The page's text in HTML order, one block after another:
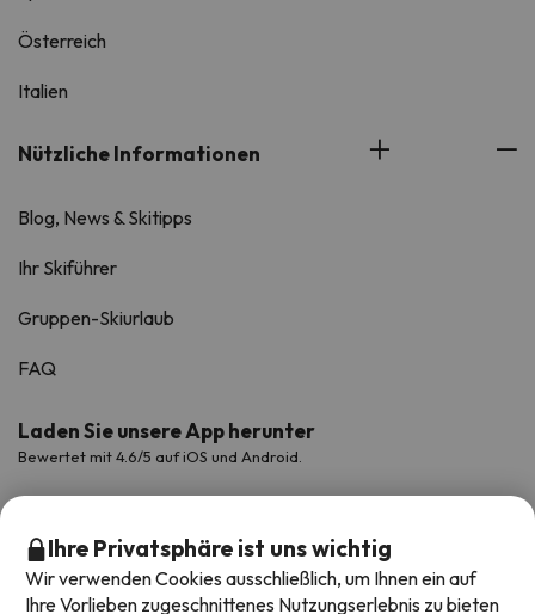
Österreich
Italien
Nützliche Informationen
Blog, News & Skitipps
Ihr Skiführer
Gruppen-Skiurlaub
FAQ
Laden Sie unsere App herunter
Bewertet mit 4.6/5 auf iOS und Android.
Ihre Privatsphäre ist uns wichtig
Wir verwenden Cookies ausschließlich, um Ihnen ein auf
Ihre Vorlieben zugeschnittenes Nutzungserlebnis zu bieten